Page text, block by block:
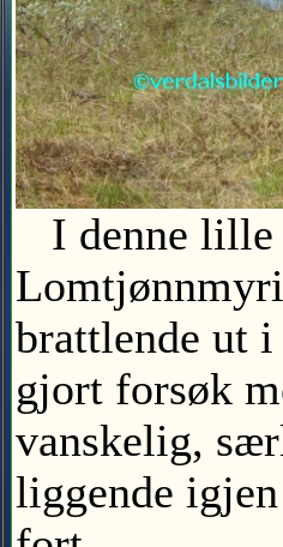
I denne lille
brattlende ut
gjort forsøk
vanskelig,
liggende